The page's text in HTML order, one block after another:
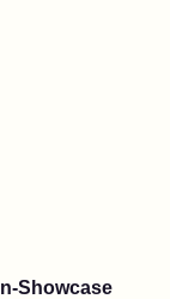
Showcase